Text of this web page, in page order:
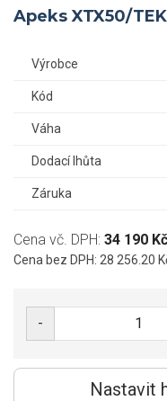
Apeks XTX50/
Výrobce
Kód
Váha
Dodací lhůta
Záruka
Cena vč. DPH: 34 190 Kč
Cena bez DPH: 28 256.20
-
Nastavit